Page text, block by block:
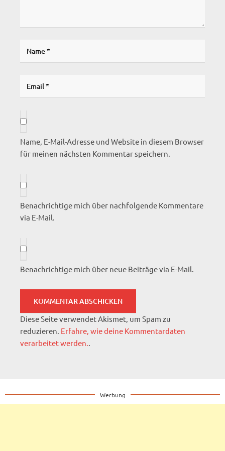
Name, E-Mail-Adresse und Website in diesem Browser
für meinen nächsten Kommentar speichern.
Benachrichtige mich über nachfolgende Kommentare
via E-Mail.
Benachrichtige mich über neue Beiträge via E-Mail.
Diese Seite verwendet Akismet, um Spam zu
reduzieren. Erfahre, wie deine Kommentardaten
verarbeitet werden..
Werbung